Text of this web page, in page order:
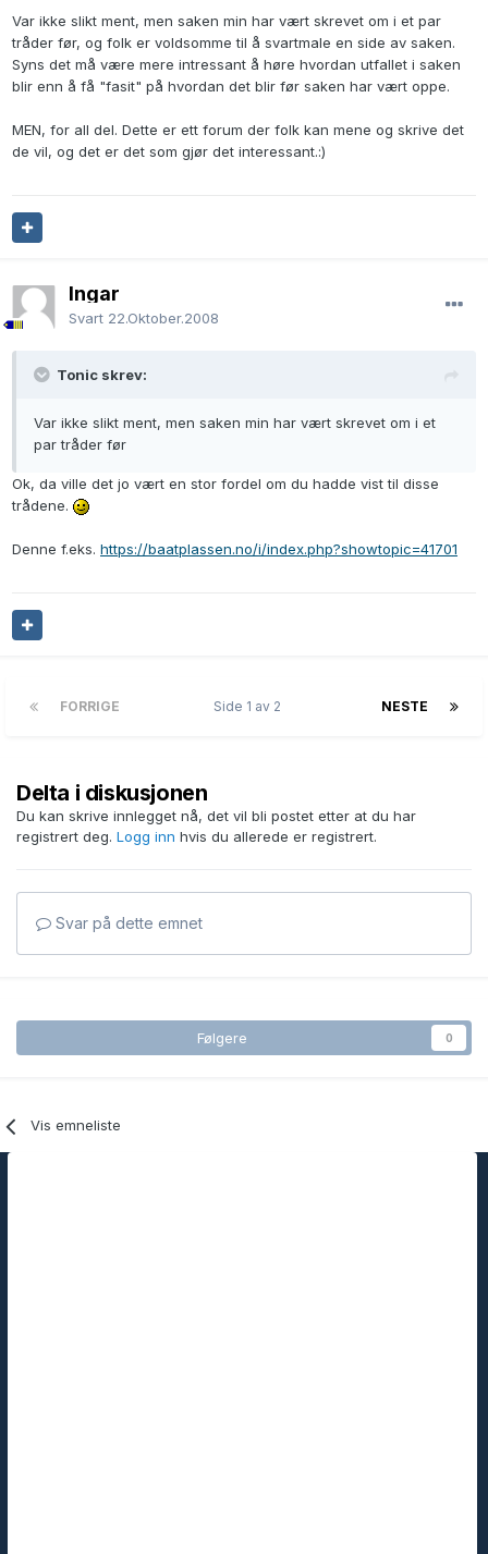
Var ikke slikt ment, men saken min har vært skrevet om i et par
tråder før, og folk er voldsomme til å svartmale en side av saken.
Syns det må være mere intressant å høre hvordan utfallet i saken
blir enn å få "fasit" på hvordan det blir før saken har vært oppe.
MEN, for all del. Dette er ett forum der folk kan mene og skrive det
de vil, og det er det som gjør det interessant.:)
Ingar
Svart 22.Oktober.2008
Tonic skrev:
Var ikke slikt ment, men saken min har vært skrevet om i et
par tråder før
Ok, da ville det jo vært en stor fordel om du hadde vist til disse
trådene.
Denne f.eks. https://baatplassen.no/i/index.php?showtopic=41701
FORRIGE NESTE
Side 1 av 2
Delta i diskusjonen
Du kan skrive innlegget nå, det vil bli postet etter at du har
registrert deg. Logg inn hvis du allerede er registrert.
Svar på dette emnet
Følgere 0
Vis emneliste